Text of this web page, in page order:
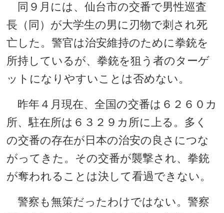
同９月には、仙台市の交番で男性巡査
長（同）が大学生の男に刃物で刺され死
亡した。警官は治安維持のために拳銃を
所持しているが、拳銃を狙う者のターゲ
ットになりやすいことは否めない。
昨年４月現在、全国の交番は６２６０カ
所、駐在所は６３２９カ所に上る。多く
の交番の存在が日本の治安の良さにつな
がってきた。その交番が襲撃され、拳銃
が奪われることは決して看過できない。
警察も無策だったわけではない。警察